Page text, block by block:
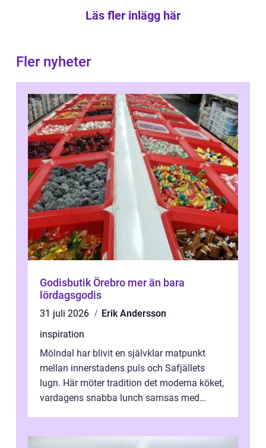
Läs fler inlägg här
Fler nyheter
Godisbutik Örebro mer än bara
lördagsgodis
31 juli 2026
Erik Andersson
inspiration
Mölndal har blivit en självklar matpunkt
mellan innerstadens puls och Safjällets
lugn. Här möter tradition det moderna köket,
vardagens snabba lunch samsas med